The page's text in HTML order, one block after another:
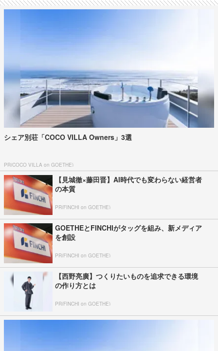
シェア別荘「COCO VILLA Owners」3選
PR(COCO VILLA on GOETHE)
【見城徹×藤田晋】AI時代でも変わらない経営者
の本質
PR(FINCHI on GOETHE)
GOETHEとFINCHIがタッグを組み、新メディア
を創設
PR(FINCHI on GOETHE)
【西野亮廣】つくりたいものを追求できる環境
の作り方とは
PR(FINCHI on GOETHE)